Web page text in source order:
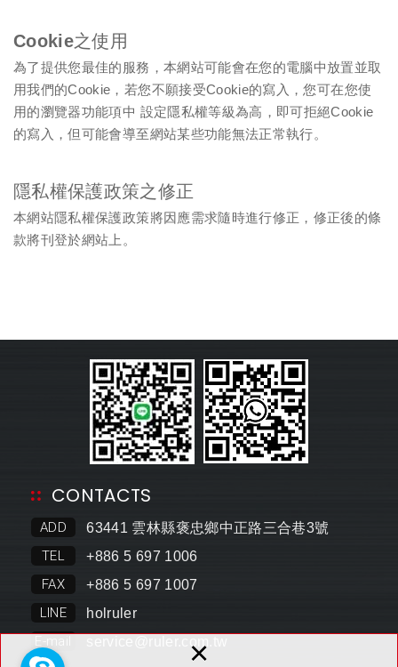
×
Cookie之使用
為了提供您最佳的服務，本網站可能會在您的電腦中放置並取
用我們的Cookie，若您不願接受Cookie的寫入，您可在您使
用的瀏覽器功能項中 設定隱私權等級為高，即可拒絕Cookie
的寫入，但可能會導至網站某些功能無法正常執行。
隱私權保護政策之修正
本網站隱私權保護政策將因應需求隨時進行修正，修正後的條
款將刊登於網站上。
CONTACTS
ADD 63441 雲林縣褒忠鄉中正路三合巷3號
TEL +886 5 697 1006
FAX +886 5 697 1007
LINE holruler